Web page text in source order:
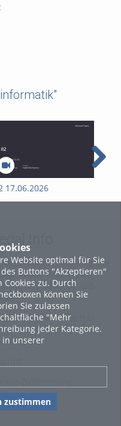
Website optimal für Sie
Buttons "Akzeptieren"
zu. Durch
können Sie
Sie zulassen
"Mehr
jeder Kategorie.
in unserer
zustimmen
17.06.2026
Info
and Conditions for the
of this ViMP based
(including all sub-
Statement for this
based Website incl.
pages